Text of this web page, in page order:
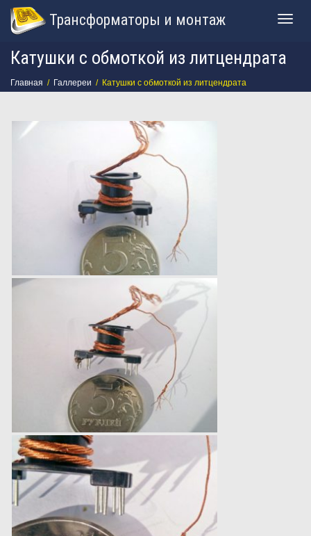
Трансформаторы и монтаж
Катушки с обмоткой из литцендрата
Главная Галлереи Катушки с обмоткой из литцендрата